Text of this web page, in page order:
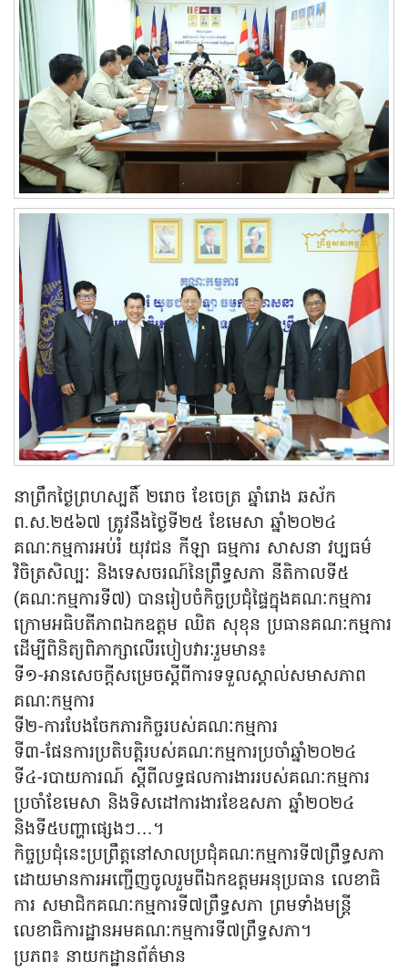
នាព្រឹកថ្ងៃព្រហស្បតិ៍ ២រោច ខែចេត្រ ឆ្នាំរោង ឆស័ក
ព.ស.២៥៦៧ ត្រូវនឹងថ្ងៃទី២៥ ខែមេសា ឆ្នាំ២០២៤
គណៈកម្មការអប់រំ យុវជន កីឡា ធម្មការ សាសនា វប្បធម៌
វិចិត្រសិល្បៈ និងទេសចរណ៍នៃព្រឹទ្ធសភា នីតិកាលទី៥
(គណៈកម្មការទី៧) បានរៀបចំកិច្ចប្រជុំផ្ទៃក្នុងគណៈកម្មការ
ក្រោមអធិបតីភាពឯកឧត្តម ឈិត សុខុន ប្រធានគណៈកម្មការ
ដើម្បីពិនិត្យពិភាក្សាលើរបៀបវារៈរួមមាន៖
ទី១-អានសេចក្តីសម្រេចស្តីពីការទទួលស្គាល់សមាសភាព
គណៈកម្មការ
ទី២-ការបែងចែកភារកិច្ចរបស់គណៈកម្មការ
ទី៣-ផែនការប្រតិបត្តិរបស់គណៈកម្មការប្រចាំឆ្នាំ២០២៤
ទី៤-របាយការណ៍ ស្តីពីលទ្ធផលការងាររបស់គណៈកម្មការ
ប្រចាំខែមេសា និងទិសដៅការងារខែឧសភា ឆ្នាំ២០២៤
និងទី៥បញ្ហាផ្សេងៗ…។
កិច្ចប្រជុំនេះប្រព្រឹត្តនៅសាលប្រជុំគណៈកម្មការទី៧ព្រឹទ្ធសភា
ដោយមានការអញ្ជើញចូលរួមពីឯកឧត្តមអនុប្រធាន លេខាធិ
ការ សមាជិកគណៈកម្មការទី៧ព្រឹទ្ធសភា ព្រមទាំងមន្ត្រី
លេខាធិការដ្ឋានអមគណៈកម្មការទី៧ព្រឹទ្ធសភា។
ប្រភព៖ នាយកដ្ឋានព័ត៌មាន